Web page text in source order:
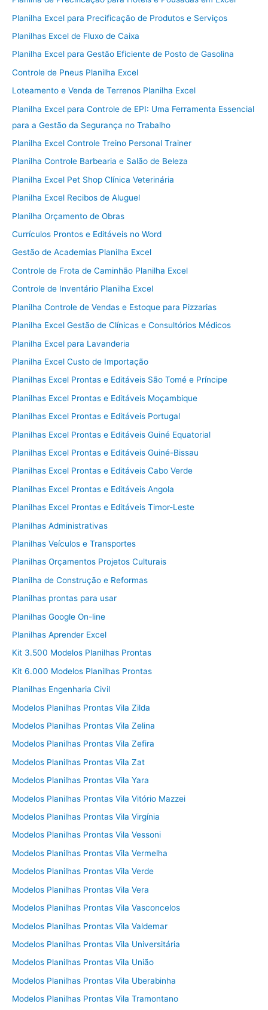
Planilha Excel para Precificação de Produtos e Serviços
Planilhas Excel de Fluxo de Caixa
Planilha Excel para Gestão Eficiente de Posto de Gasolina
Controle de Pneus Planilha Excel
Loteamento e Venda de Terrenos Planilha Excel
Planilha Excel para Controle de EPI: Uma Ferramenta Essencial
para a Gestão da Segurança no Trabalho
Planilha Excel Controle Treino Personal Trainer
Planilha Controle Barbearia e Salão de Beleza
Planilha Excel Pet Shop Clínica Veterinária
Planilha Excel Recibos de Aluguel
Planilha Orçamento de Obras
Currículos Prontos e Editáveis no Word
Gestão de Academias Planilha Excel
Controle de Frota de Caminhão Planilha Excel
Controle de Inventário Planilha Excel
Planilha Controle de Vendas e Estoque para Pizzarias
Planilha Excel Gestão de Clínicas e Consultórios Médicos
Planilha Excel para Lavanderia
Planilha Excel Custo de Importação
Planilhas Excel Prontas e Editáveis São Tomé e Príncipe
Planilhas Excel Prontas e Editáveis Moçambique
Planilhas Excel Prontas e Editáveis Portugal
Planilhas Excel Prontas e Editáveis Guiné Equatorial
Planilhas Excel Prontas e Editáveis Guiné-Bissau
Planilhas Excel Prontas e Editáveis Cabo Verde
Planilhas Excel Prontas e Editáveis Angola
Planilhas Excel Prontas e Editáveis Timor-Leste
Planilhas Administrativas
Planilhas Veículos e Transportes
Planilhas Orçamentos Projetos Culturais
Planilha de Construção e Reformas
Planilhas prontas para usar
Planilhas Google On-line
Planilhas Aprender Excel
Kit 3.500 Modelos Planilhas Prontas
Kit 6.000 Modelos Planilhas Prontas
Planilhas Engenharia Civil
Modelos Planilhas Prontas Vila Zilda
Modelos Planilhas Prontas Vila Zelina
Modelos Planilhas Prontas Vila Zefira
Modelos Planilhas Prontas Vila Zat
Modelos Planilhas Prontas Vila Yara
Modelos Planilhas Prontas Vila Vitório Mazzei
Modelos Planilhas Prontas Vila Virgínia
Modelos Planilhas Prontas Vila Vessoni
Modelos Planilhas Prontas Vila Vermelha
Modelos Planilhas Prontas Vila Verde
Modelos Planilhas Prontas Vila Vera
Modelos Planilhas Prontas Vila Vasconcelos
Modelos Planilhas Prontas Vila Valdemar
Modelos Planilhas Prontas Vila Universitária
Modelos Planilhas Prontas Vila União
Modelos Planilhas Prontas Vila Uberabinha
Modelos Planilhas Prontas Vila Tramontano